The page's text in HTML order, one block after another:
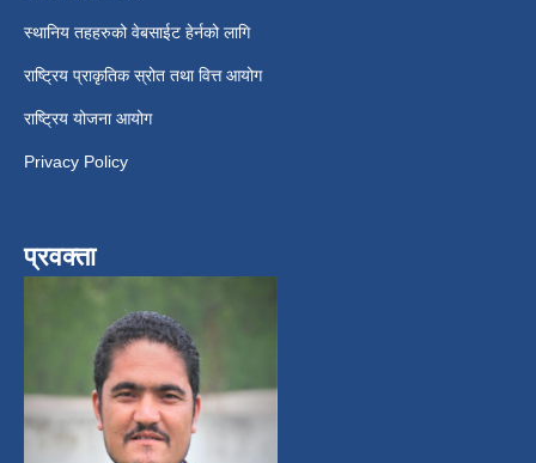
स्थानिय तहहरुको वेबसाईट हेर्नको लागि
राष्ट्रिय प्राकृतिक स्रोत तथा वित्त आयोग
राष्ट्रिय योजना आयोग
Privacy Policy
प्रवक्ता